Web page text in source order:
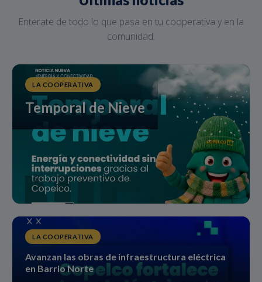
Enterate de todo lo que pasa en tu cooperativa y en la
comunidad.
LA COOPERATIVA
Temporal de Nieve
LA COOPERATIVA
Avanzan las obras de infraestructura eléctrica
en Barrio Norte